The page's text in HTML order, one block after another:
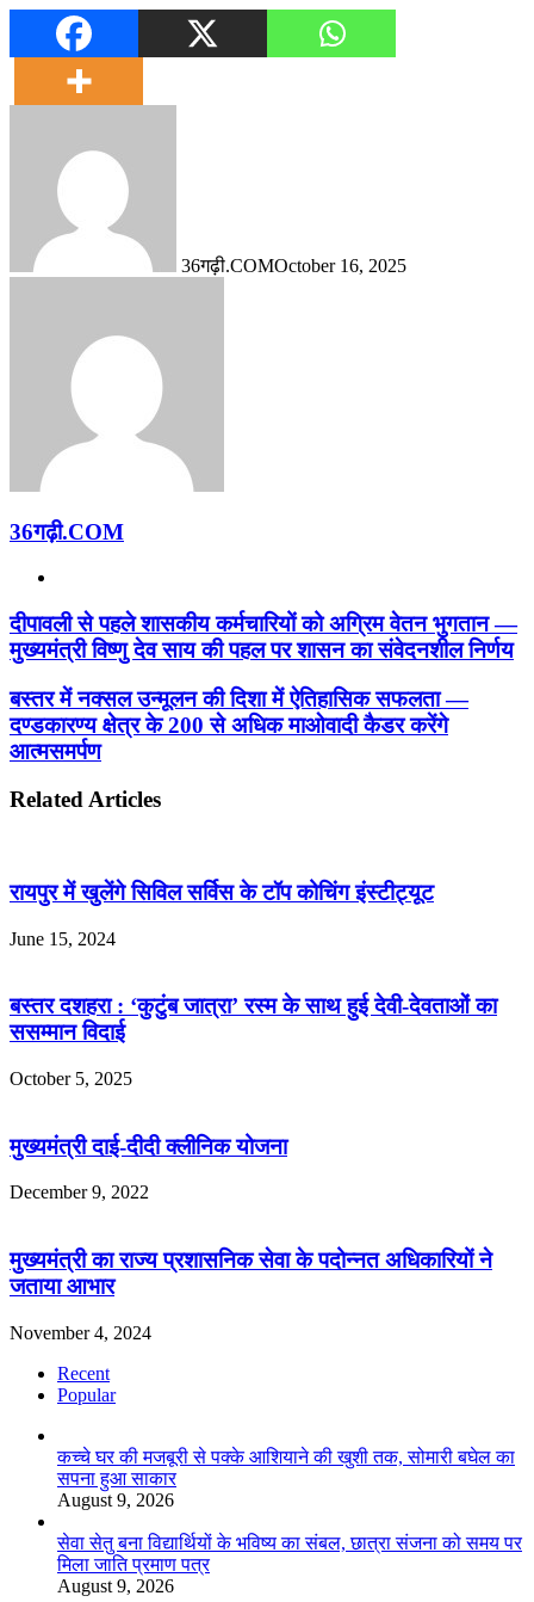
36गढ़ी.COMOctober 16, 2025
36गढ़ी.COM
दीपावली से पहले शासकीय कर्मचारियों को अग्रिम वेतन भुगतान —
मुख्यमंत्री विष्णु देव साय की पहल पर शासन का संवेदनशील निर्णय
बस्तर में नक्सल उन्मूलन की दिशा में ऐतिहासिक सफलता —
दण्डकारण्य क्षेत्र के 200 से अधिक माओवादी कैडर करेंगे
आत्मसमर्पण
Related Articles
रायपुर में खुलेंगे सिविल सर्विस के टॉप कोचिंग इंस्टीट्यूट
June 15, 2024
बस्तर दशहरा : ‘कुटुंब जात्रा’ रस्म के साथ हुई देवी-देवताओं का
ससम्मान विदाई
October 5, 2025
मुख्यमंत्री दाई-दीदी क्लीनिक योजना
December 9, 2022
मुख्यमंत्री का राज्य प्रशासनिक सेवा के पदोन्नत अधिकारियों ने
जताया आभार
November 4, 2024
Recent
Popular
कच्चे घर की मजबूरी से पक्के आशियाने की खुशी तक, सोमारी बघेल का
सपना हुआ साकार
August 9, 2026
सेवा सेतु बना विद्यार्थियों के भविष्य का संबल, छात्रा संजना को समय पर
मिला जाति प्रमाण पत्र
August 9, 2026